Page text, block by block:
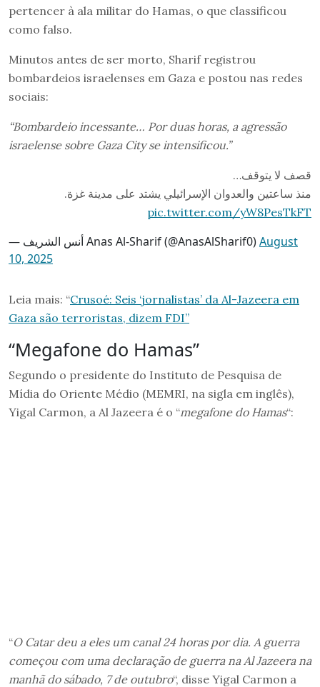
pertencer à ala militar do Hamas, o que classificou
como falso.
Minutos antes de ser morto, Sharif registrou
bombardeios israelenses em Gaza e postou nas redes
sociais:
“Bombardeio incessante… Por duas horas, a agressão
israelense sobre Gaza City se intensificou.”
قصف لا يتوقف…
منذ ساعتين والعدوان الإسرائيلي يشتد على مدينة غزة.
pic.twitter.com/yW8PesTkFT
— أنس الشريف Anas Al-Sharif (@AnasAlSharif0)August
10, 2025
Leia mais: “Crusoé: Seis ‘jornalistas’ da Al-Jazeera em
Gaza são terroristas, dizem FDI”
“Megafone do Hamas”
Segundo o presidente do Instituto de Pesquisa de
Mídia do Oriente Médio (MEMRI, na sigla em inglês),
Yigal Carmon, a Al Jazeera é o “megafone do Hamas“:
“O Catar deu a eles um canal 24 horas por dia. A guerra
começou com uma declaração de guerra na Al Jazeera na
manhã do sábado, 7 de outubro“, disse Yigal Carmon a